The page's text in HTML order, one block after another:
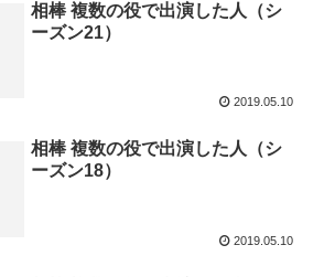
相棒 複数の役で出演した人（シ
ーズン21）
2019.05.10
相棒 複数の役で出演した人（シ
ーズン18）
2019.05.10